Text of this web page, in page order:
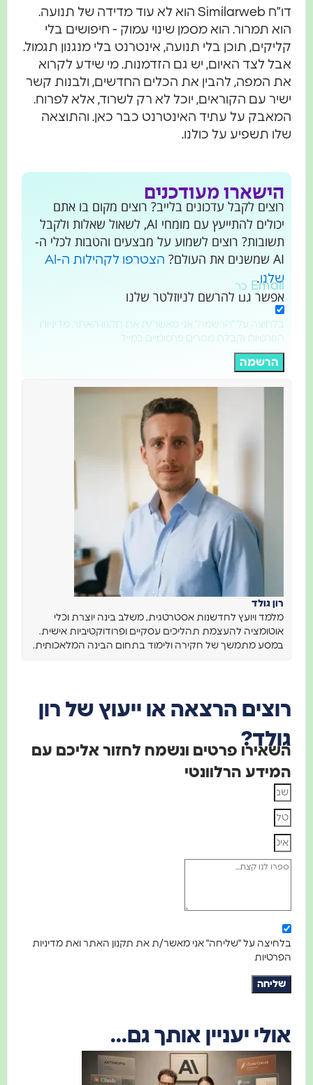
דו”ח Similarweb הוא לא עוד מדידה של תנועה.
הוא תמרור. הוא מסמן שינוי עמוק - חיפושים בלי
קליקים, תוכן בלי תנועה, אינטרנט בלי מנגנון תגמול.
אבל לצד האיום, יש גם הזדמנות. מי שידע לקרוא
את המפה, להבין את הכלים החדשים, ולבנות קשר
ישיר עם הקוראים, יוכל לא רק לשרוד, אלא לפרוח.
המאבק על עתיד האינטרנט כבר כאן. והתוצאה
שלו תשפיע על כולנו.
הישארו מעודכנים
רוצים לקבל עדכונים בלייב? רוצים מקום בו אתם
יכולים להתייעץ עם מומחי AI, לשאול שאלות ולקבל
תשובות? רוצים לשמוע על מבצעים והטבות לכלי ה-
AI שמשנים את העולם?
הצטרפו לקהילות ה-AI
שלנו.
אפשר גם להרשם לניוזלטר שלנו
Email
בלחיצה על "הרשמה" אני מאשר/ת את תקנון האתר, מדיניות
הפרטיות וקבלת מסרים פרסומיים במייל
הרשמה
רון גולד
מלמד ויועץ לחדשנות אסטרטגית, משלב בינה יוצרת וכלי
אוטומציה להעצמת תהליכים עסקיים ופרודוקטיביות אישית.
במסע מתמשך של חקירה ולימוד בתחום הבינה המלאכותית.
רוצים הרצאה או ייעוץ של רון
גולד?
השאירו פרטים ונשמח לחזור אליכם עם
המידע הרלוונטי
בלחיצה על "שליחה" אני מאשר/ת את תקנון האתר ואת מדיניות
הפרטיות
שליחה
אולי יעניין אותך גם...